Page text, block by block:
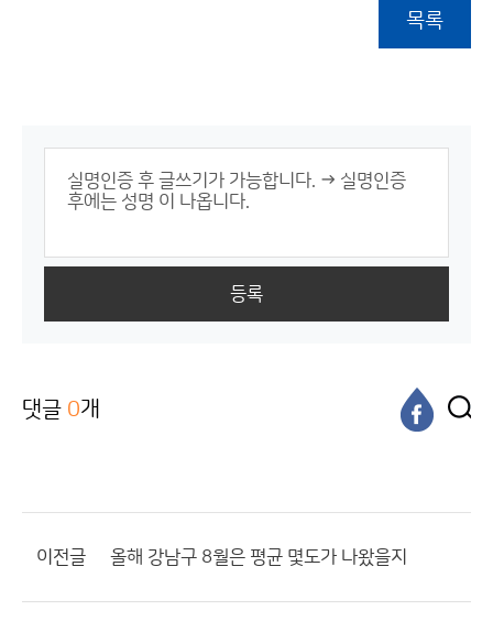
목록
등록
댓글 0개
이전글 올해 강남구 8월은 평균 몇도가 나왔을지